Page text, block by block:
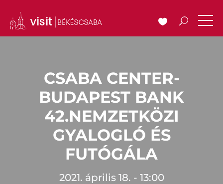
CSABA CENTER-
BUDAPEST BANK
42.NEMZETKÖZI
GYALOGLÓ ÉS
FUTÓGÁLA
2021. április 18. - 13:00